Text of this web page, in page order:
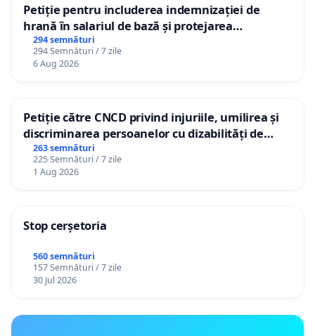
Petiție pentru includerea indemnizației de
hrană în salariul de bază și protejarea
gradațiilor de vechime pentru asistenții
personali
294 semnături
294 Semnături / 7 zile
6 Aug 2026
Petiție către CNCD privind injuriile, umilirea și
discriminarea persoanelor cu dizabilități de
către utilizatorul TikTok „Gorici”
263 semnături
225 Semnături / 7 zile
1 Aug 2026
Stop cerșetoria
560 semnături
157 Semnături / 7 zile
30 Jul 2026